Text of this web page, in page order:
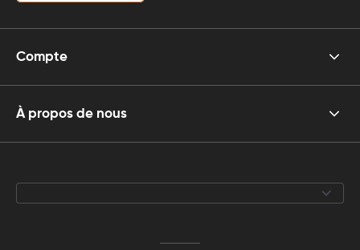
Compte
À propos de nous